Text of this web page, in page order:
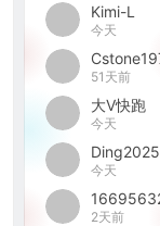
Kimi-L
今天
51天前
大V快跑
今天
Ding2025
今天
2天前